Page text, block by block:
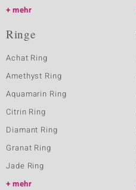
mehr
Ringe
Achat Ring
Amethyst Ring
Aquamarin Ring
Citrin Ring
Diamant Ring
Granat Ring
Jade Ring
mehr